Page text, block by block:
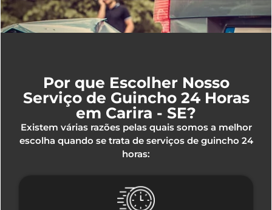
Por que Escolher Nosso
Serviço de Guincho 24 Horas
em Carira - SE?
Existem várias razões pelas quais somos a melhor
escolha quando se trata de serviços de guincho 24
horas: